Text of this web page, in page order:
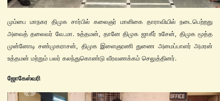
மும்பை மாநகர திமுக சார்பில் கலைஞர் மாளிகை தாராவியில் நடைபெற்றது
அவைத் தலைவர் வே.மா. உத்தமன், தானே திமுக ஜாகீர் உசேன், திமுக மூத்த
முன்னோடி சண்முகராசன், திமுக இளைஞரணி துணை அமைப்பாளர் அமரன்
உத்தமன் மற்றும் பலர் கலந்துகொண்டு வீரவணக்கம் செலுத்தினர்.
ஜோகேஸ்வரி